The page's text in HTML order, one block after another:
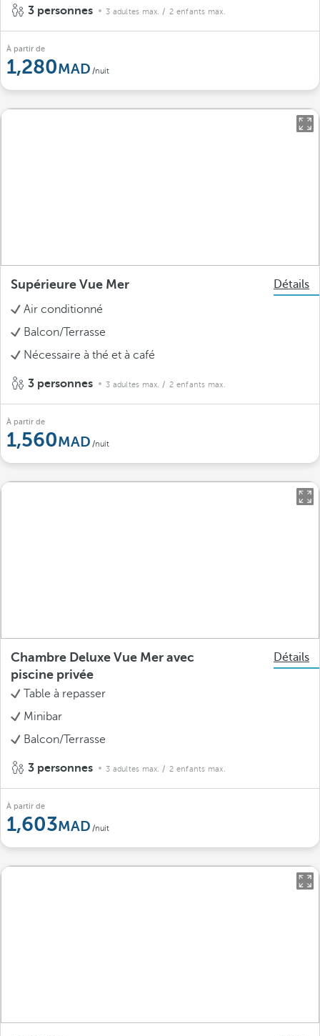
3 personnes 3 adultes max. / 2 enfants max.
À partir de
1,280 /nuit
Supérieure Vue Mer
Détails
Air conditionné
Balcon/Terrasse
Nécessaire à thé et à café
3 personnes 3 adultes max. / 2 enfants max.
À partir de
1,560 /nuit
Chambre Deluxe Vue Mer avec
piscine privée
Détails
Table à repasser
Minibar
Balcon/Terrasse
3 personnes 3 adultes max. / 2 enfants max.
À partir de
1,603 /nuit